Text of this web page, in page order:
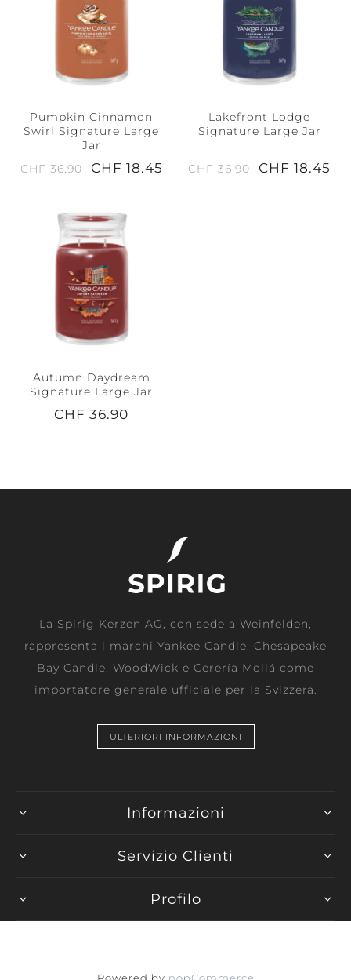
Pumpkin Cinnamon
Swirl Signature Large
Jar
CHF 36.90
CHF 18.45
Lakefront Lodge
Signature Large Jar
CHF 36.90 CHF 18.45
Autumn Daydream
Signature Large Jar
CHF 36.90
La Spirig Kerzen AG, con sede a Weinfelden,
rappresenta i marchi Yankee Candle, Chesapeake
Bay Candle, WoodWick e Cerería Mollá come
importatore generale ufficiale per la Svizzera.
ULTERIORI INFORMAZIONI
Informazioni
Servizio Clienti
Profilo